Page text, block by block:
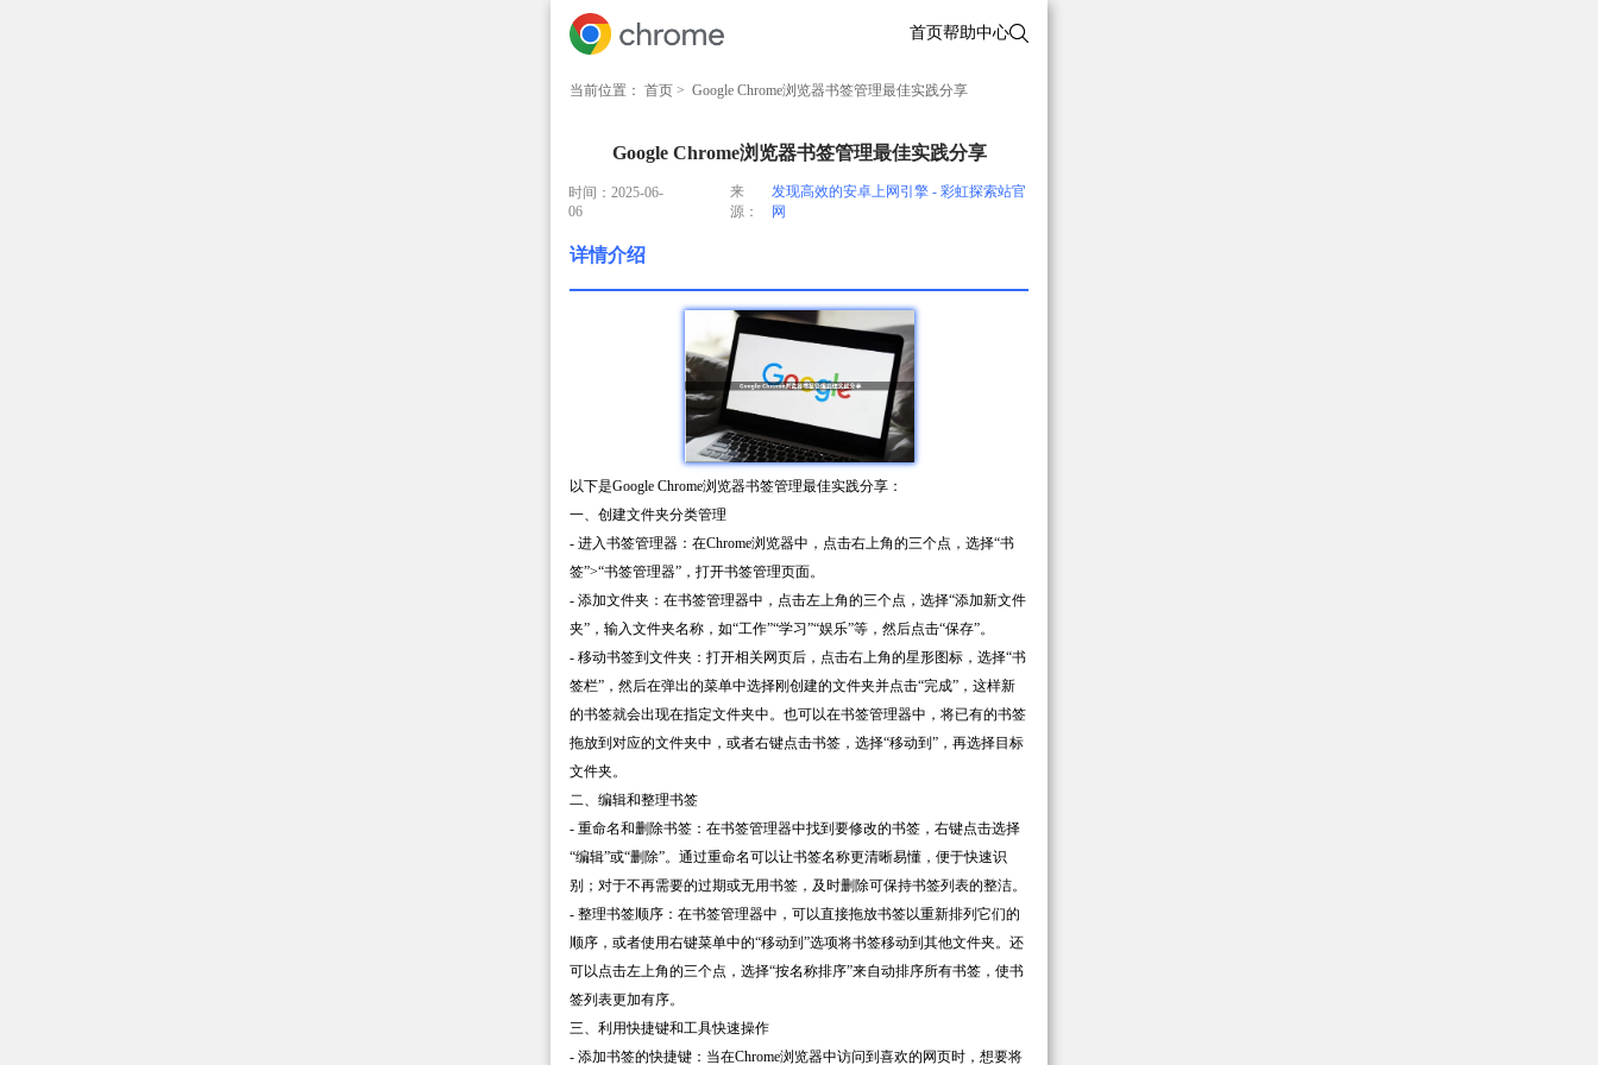
首页帮助中心
当前位置： 首页 > Google Chrome浏览器书签管理最佳实践分享
Google Chrome浏览器书签管理最佳实践分享
时间：2025-06-
06
来
源：
发现高效的安卓上网引擎 - 彩虹探索站官
网
详情介绍
以下是Google Chrome浏览器书签管理最佳实践分享：
一、创建文件夹分类管理
- 进入书签管理器：在Chrome浏览器中，点击右上角的三个点，选择“书
签”>“书签管理器”，打开书签管理页面。
- 添加文件夹：在书签管理器中，点击左上角的三个点，选择“添加新文件
夹”，输入文件夹名称，如“工作”“学习”“娱乐”等，然后点击“保存”。
- 移动书签到文件夹：打开相关网页后，点击右上角的星形图标，选择“书
签栏”，然后在弹出的菜单中选择刚创建的文件夹并点击“完成”，这样新
的书签就会出现在指定文件夹中。也可以在书签管理器中，将已有的书签
拖放到对应的文件夹中，或者右键点击书签，选择“移动到”，再选择目标
文件夹。
二、编辑和整理书签
- 重命名和删除书签：在书签管理器中找到要修改的书签，右键点击选择
“编辑”或“删除”。通过重命名可以让书签名称更清晰易懂，便于快速识
别；对于不再需要的过期或无用书签，及时删除可保持书签列表的整洁。
- 整理书签顺序：在书签管理器中，可以直接拖放书签以重新排列它们的
顺序，或者使用右键菜单中的“移动到”选项将书签移动到其他文件夹。还
可以点击左上角的三个点，选择“按名称排序”来自动排序所有书签，使书
签列表更加有序。
三、利用快捷键和工具快速操作
- 添加书签的快捷键：当在Chrome浏览器中访问到喜欢的网页时，想要将